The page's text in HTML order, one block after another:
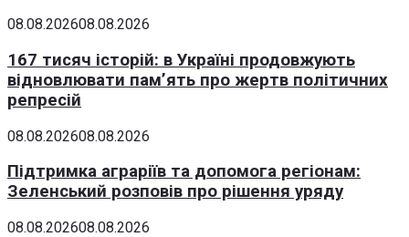
08.08.202608.08.2026
167 тисяч історій: в Україні продовжують
відновлювати пам’ять про жертв політичних
репресій
08.08.202608.08.2026
Підтримка аграріїв та допомога регіонам:
Зеленський розповів про рішення уряду
08.08.202608.08.2026